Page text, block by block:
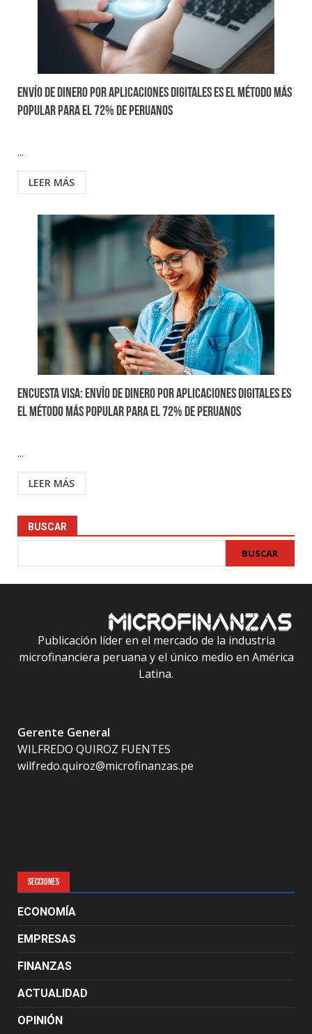
Envío de dinero por aplicaciones digitales es el método más
popular para el 72% de peruanos
...
LEER MÁS
Encuesta Visa: Envío de dinero por aplicaciones digitales es
el método más popular para el 72% de peruanos
...
LEER MÁS
BUSCAR
BUSCAR
Publicación líder en el mercado de la industria
microfinanciera peruana y el único medio en América
Latina.
Gerente General
WILFREDO QUIROZ FUENTES
wilfredo.quiroz@microfinanzas.pe
SECCIONES
ECONOMÍA
EMPRESAS
FINANZAS
ACTUALIDAD
OPINIÓN